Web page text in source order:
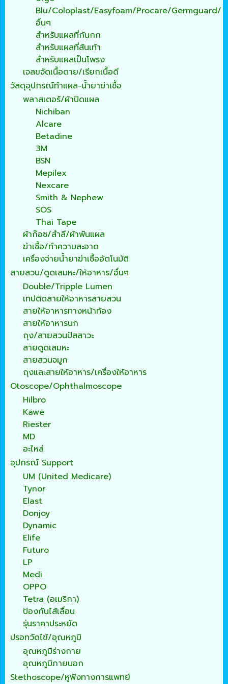
Blu/Coloplast/Easyfoam/Procare/Germguard/
อื่นๆ
สำหรับแผลที่ก้นกก
สำหรับแผลที่ส้นเท้า
สำหรับแผลเป็นโพรง
เจลขจัดเนื้อตาย/เรียกเนื้อดี
วัสดุอุปกรณ์ทำแผล-น้ำยาฆ่าเชื้อ
พลาสเตอร์/ผ้าปิดแผล
Nichiban
Alcare
Betadine
3M
BSN
Mepilex
Nexcare
Smith & Nephew
SOS
Thai Tape
ผ้าก๊อซ/สำลี/ผ้าพันแผล
ฆ่าเชื้อ/ทำความสะอาด
เครื่องจ่ายน้ำยาฆ่าเชื้ออัตโนมัติ
สายสวน/ดูดเสมหะ/ให้อาหาร/อื่นๆ
Double/Tripple Lumen
เทปติดสายให้อาหารสายสวน
สายให้อาหารทางหน้าท้อง
สายให้อาหารนก
ถุง/สายสวนปัสสาวะ
สายดูดเสมหะ
สายสวนจมูก
ถุงและสายให้อาหาร/เครื่องให้อาหาร
Otoscope/Ophthalmoscope
Hilbro
Kawe
Riester
MD
อะไหล่
อุปกรณ์ Support
UM (United Medicare)
Tynor
Elast
Donjoy
Dynamic
Elife
Futuro
LP
Medi
OPPO
Tetra (อเมริกา)
ป้องกันไส้เลื่อน
รุ่นราคาประหยัด
ปรอทวัดไข้/อุณหภูมิ
อุณหภูมิร่างกาย
อุณหภูมิภายนอก
Stethoscope/หูฟังทางการแพทย์